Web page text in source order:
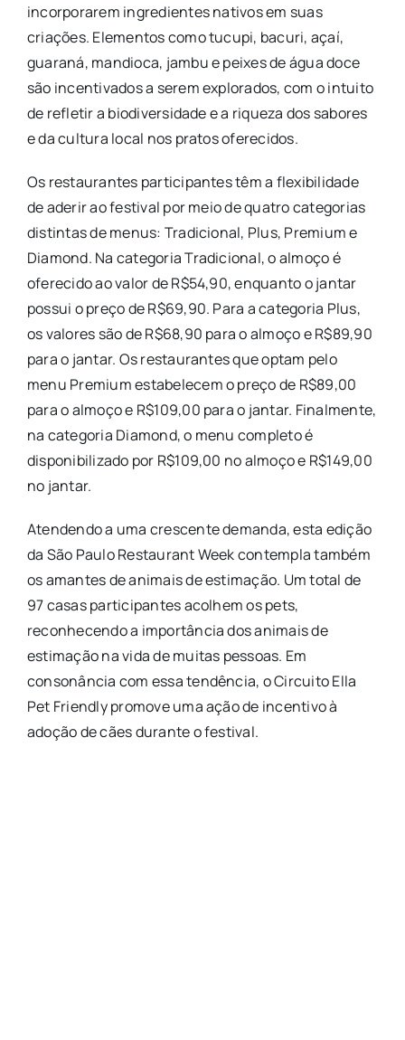
incorporarem ingredientes nativos em suas
criações. Elementos como tucupi, bacuri, açaí,
guaraná, mandioca, jambu e peixes de água doce
são incentivados a serem explorados, com o intuito
de refletir a biodiversidade e a riqueza dos sabores
e da cultura local nos pratos oferecidos.
Os restaurantes participantes têm a flexibilidade
de aderir ao festival por meio de quatro categorias
distintas de menus: Tradicional, Plus, Premium e
Diamond. Na categoria Tradicional, o almoço é
oferecido ao valor de R$54,90, enquanto o jantar
possui o preço de R$69,90. Para a categoria Plus,
os valores são de R$68,90 para o almoço e R$89,90
para o jantar. Os restaurantes que optam pelo
menu Premium estabelecem o preço de R$89,00
para o almoço e R$109,00 para o jantar. Finalmente,
na categoria Diamond, o menu completo é
disponibilizado por R$109,00 no almoço e R$149,00
no jantar.
Atendendo a uma crescente demanda, esta edição
da São Paulo Restaurant Week contempla também
os amantes de animais de estimação. Um total de
97 casas participantes acolhem os pets,
reconhecendo a importância dos animais de
estimação na vida de muitas pessoas. Em
consonância com essa tendência, o Circuito Ella
Pet Friendly promove uma ação de incentivo à
adoção de cães durante o festival.